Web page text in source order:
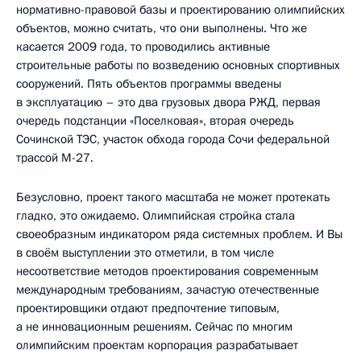
нормативно-правовой базы и проектированию олимпийских
объектов, можно считать, что они выполнены. Что же
касается 2009 года, то проводились активные
строительные работы по возведению основных спортивных
сооружений. Пять объектов программы введены
в эксплуатацию – это два грузовых двора РЖД, первая
очередь подстанции «Поселковая», вторая очередь
Сочинской ТЭС, участок обхода города Сочи федеральной
трассой М-27.
Безусловно, проект такого масштаба не может протекать
гладко, это ожидаемо. Олимпийская стройка стала
своеобразным индикатором ряда системных проблем. И Вы
в своём выступлении это отметили, в том числе
несоответствие методов проектирования современным
международным требованиям, зачастую отечественные
проектировщики отдают предпочтение типовым,
а не инновационным решениям. Сейчас по многим
олимпийским проектам корпорация разрабатывает